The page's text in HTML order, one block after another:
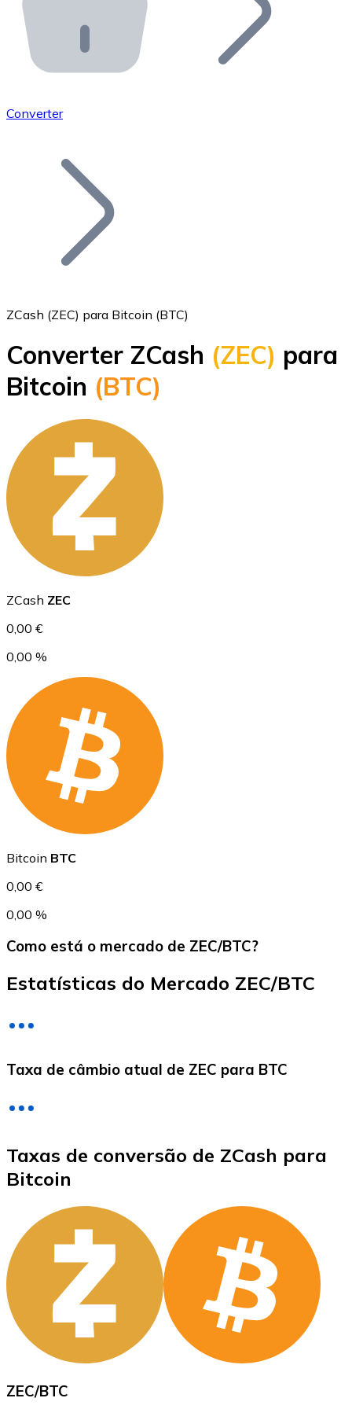
API Bitnovo
Integre nossa API no seu ecossistema.
Junte-se à nossa rede de revendedores e comercialize
Adicione o token do seu projeto ao nosso serviço de
Bitcoin
BTC
Ethereum
ETH
USD Coin
USDC
Converter
ZCash (ZEC) para Bitcoin (BTC)
Converter ZCash (ZEC) para
Bitcoin (BTC)
ZCash ZEC
0,00 €
0,00 %
Bitcoin BTC
0,00 €
0,00 %
Como está o mercado de ZEC/BTC?
Estatísticas do Mercado ZEC/BTC
Taxa de câmbio atual de ZEC para BTC
Taxas de conversão de ZCash para
Bitcoin
ZEC/BTC